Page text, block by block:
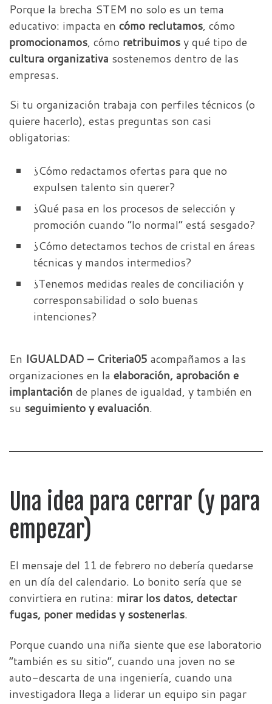
Porque la brecha STEM no solo es un tema
educativo: impacta en cómo reclutamos, cómo
promocionamos, cómo retribuimosy qué tipo de
cultura organizativa sostenemos dentro de las
empresas.
Si tu organización trabaja con perfiles técnicos (o
quiere hacerlo), estas preguntas son casi
obligatorias:
¿Cómo redactamos ofertas para que no
expulsen talento sin querer?
¿Qué pasa en los procesos de selección y
promoción cuando “lo normal” está sesgado?
¿Cómo detectamos techos de cristal en áreas
técnicas y mandos intermedios?
¿Tenemos medidas reales de conciliación y
corresponsabilidad o solo buenas
intenciones?
En IGUALDAD – Criteria05 acompañamos a las
organizaciones en la elaboración, aprobación e
implantación de planes de igualdad, y también en
su seguimiento y evaluación.
Una idea para cerrar (y para
empezar)
El mensaje del 11 de febrero no debería quedarse
en un día del calendario. Lo bonito sería que se
convirtiera en rutina: mirar los datos, detectar
fugas, poner medidas y sostenerlas.
Porque cuando una niña siente que ese laboratorio
“también es su sitio”, cuando una joven no se
auto-descarta de una ingeniería, cuando una
investigadora llega a liderar un equipo sin pagar